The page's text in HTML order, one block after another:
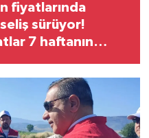
fiyatlarında
sürüyor!
7 haftanın